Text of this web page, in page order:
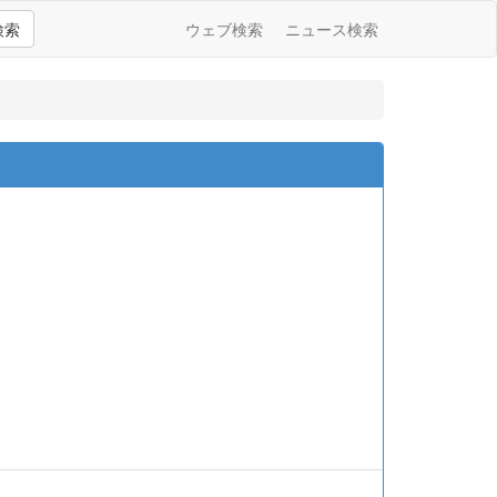
索 ウェブ検索 ニュース検索